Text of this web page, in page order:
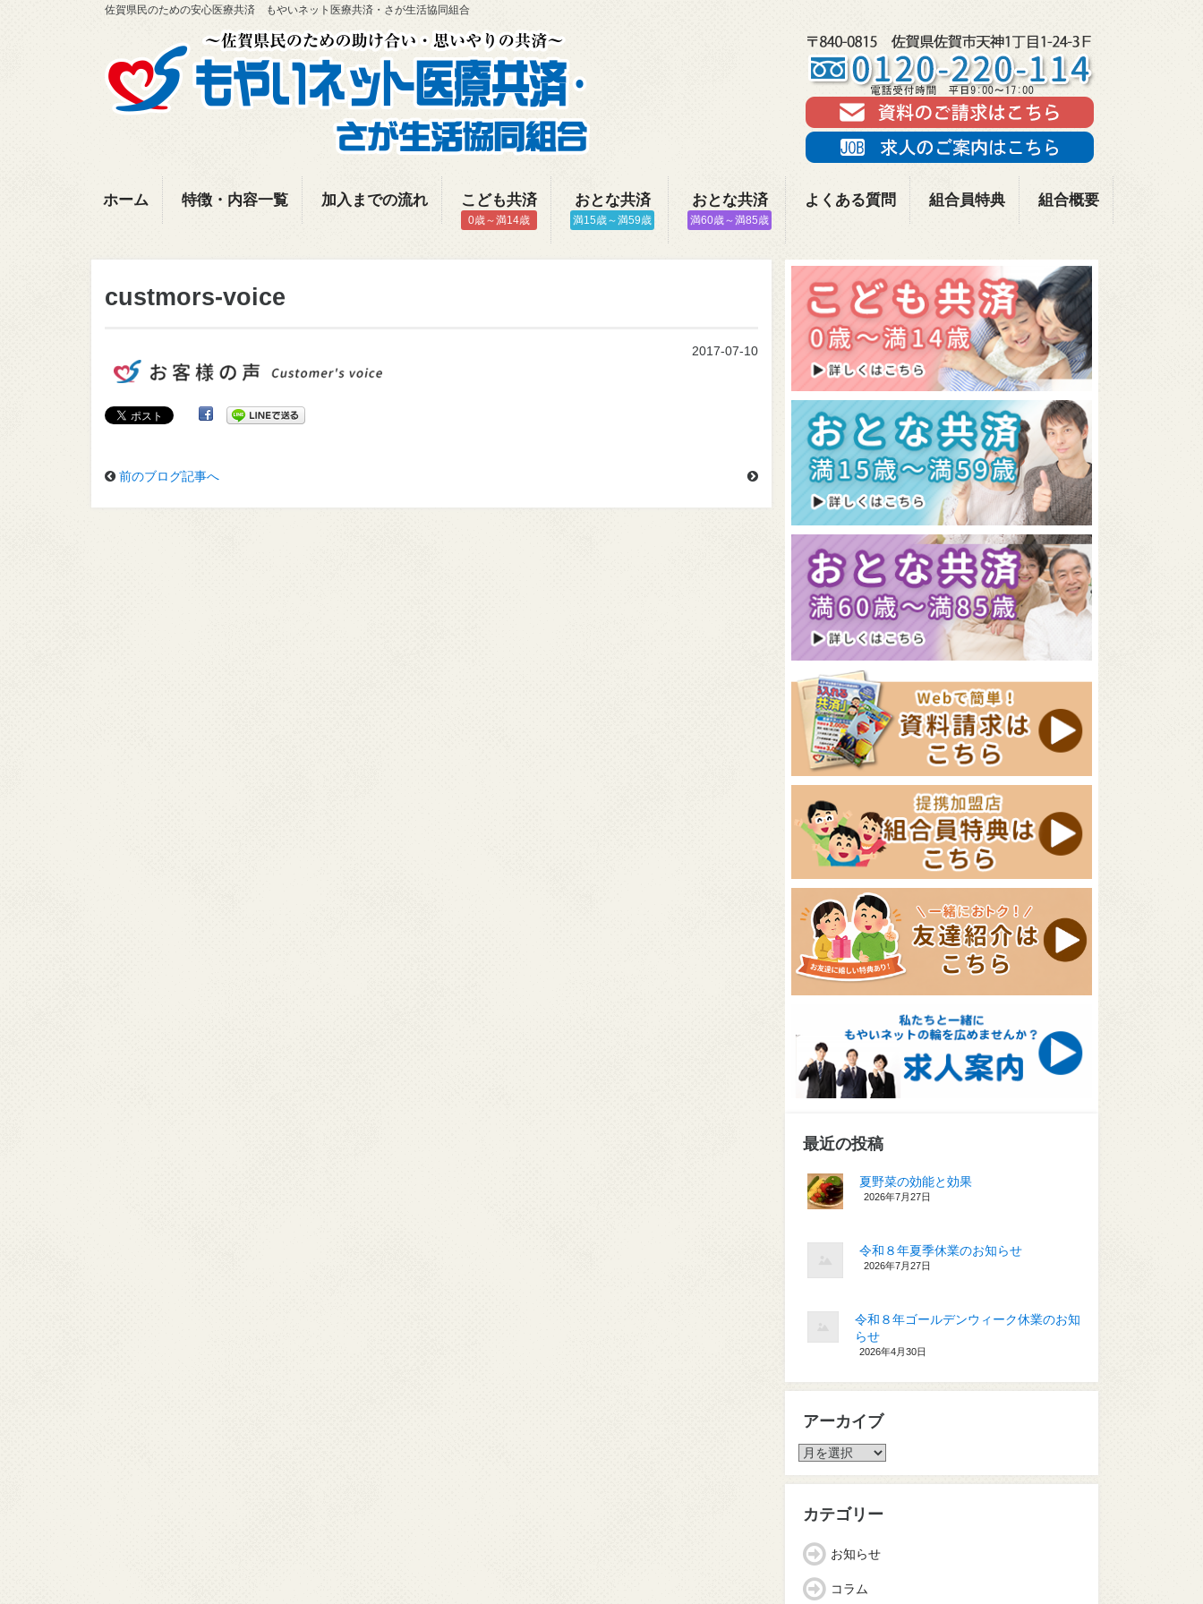
佐賀県民のための安心医療共済 もやいネット医療共済・さが生活協同組合
ホーム 特徴・内容一覧 加入までの流れ こども共済
0歳～満14歳
おとな共済
満15歳～満59歳
おとな共済
満60歳～満85歳
よくある質問 組合員特典 組合概要
custmors-voice
2017-07-10
前のブログ記事へ
最近の投稿
夏野菜の効能と効果
2026年7月27日
令和８年夏季休業のお知らせ
2026年7月27日
令和８年ゴールデンウィーク休業のお知
らせ
2026年4月30日
アーカイブ
ア
カ
ブ
カテゴリー
お知らせ
コラム